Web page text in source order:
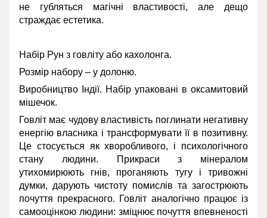
не губляться магічні властивості, але дещо
страждає естетика.
Набір Рун з говліту або кахолонга.
Розмір набору – у долоню.
Виробництво Індії. Набір упаковані в оксамитовий
мішечок.
Говліт має чудову властивість поглинати негативну
енергію власника і трансформувати її в позитивну.
Це стосується як хворобливого, і психологічного
стану людини. Прикраси з мінералом
утихомирюють гнів, проганяють тугу і тривожні
думки, дарують чистоту помислів та загострюють
почуття прекрасного. Говліт аналогічно працює із
самооцінкою людини: зміцнює почуття впевненості